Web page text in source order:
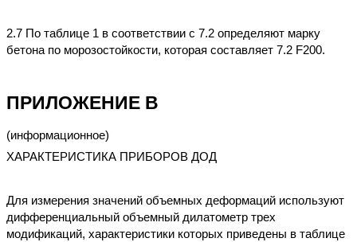
2.7 По таблице 1 в соответствии с 7.2 определяют марку
бетона по морозостойкости, которая составляет 7.2 F200.
ПРИЛОЖЕНИЕ В
(информационное)
ХАРАКТЕРИСТИКА ПРИБОРОВ ДОД
Для измерения значений объемных деформаций используют
дифференциальный объемный дилатометр трех
модификаций, характеристики которых приведены в таблице